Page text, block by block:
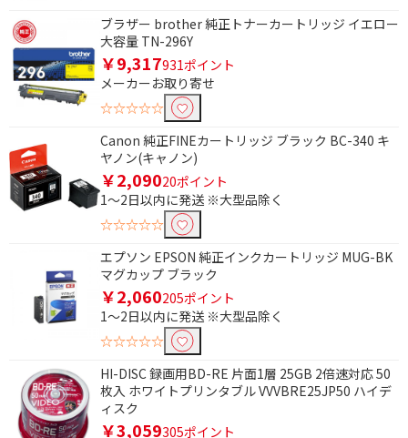
ブラザー brother 純正トナーカートリッジ イエロー
大容量 TN-296Y
￥9,317931ポイント
メーカーお取り寄せ
☆☆☆☆☆
Canon 純正FINEカートリッジ ブラック BC-340 キ
ヤノン(キャノン)
￥2,09020ポイント
1～2日以内に発送 ※大型品除く
☆☆☆☆☆
エプソン EPSON 純正インクカートリッジ MUG-BK
マグカップ ブラック
￥2,060205ポイント
1～2日以内に発送 ※大型品除く
☆☆☆☆☆
HI-DISC 録画用BD-RE 片面1層 25GB 2倍速対応 50
枚入 ホワイトプリンタブル VVVBRE25JP50 ハイデ
ィスク
￥3,059305ポイント